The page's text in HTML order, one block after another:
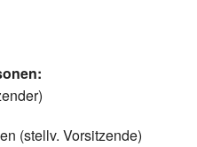
(stellv. Vorsitzende)